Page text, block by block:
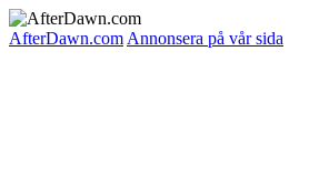
AfterDawn.com Annonsera på vår sida